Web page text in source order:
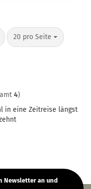
20 pro Seite
pro Seite
4)
in eine Zeitreise längst
Newsletter an und